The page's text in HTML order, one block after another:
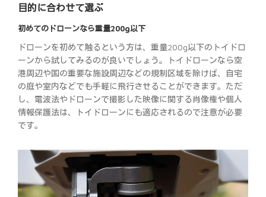
目的に合わせて選ぶ
初めてのドローンなら重量200g以下
ドローンを初めて触るという方は、重量200g以下のトイドロ
ーンから試してみるのが良いでしょう。トイドローンなら空
港周辺や国の重要な施設周辺などの規制区域を除けば、自宅
の庭や室内などでも手軽に飛行させることができます。ただ
し、電波法やドローンで撮影した映像に関する肖像権や個人
情報保護法は、トイドローンにも適応されるので注意が必要
です。